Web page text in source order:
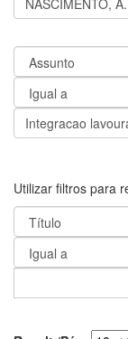
Utilizar filtros para